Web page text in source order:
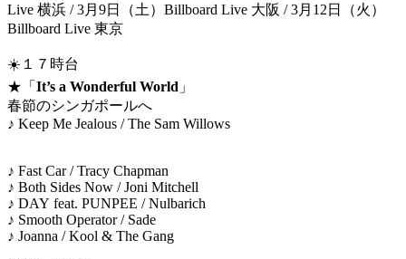
Live 横浜 / 3月9日（土）Billboard Live 大阪 / 3月12日（火）
Billboard Live 東京
☀️１７時台
★「 It’s a Wonderful World 」
春節のシンガポールへ
♪ Keep Me Jealous / The Sam Willows
♪ Fast Car / Tracy Chapman
♪ Both Sides Now / Joni Mitchell
♪ DAY feat. PUNPEE / Nulbarich
♪ Smooth Operator / Sade
♪ Joanna / Kool & The Gang